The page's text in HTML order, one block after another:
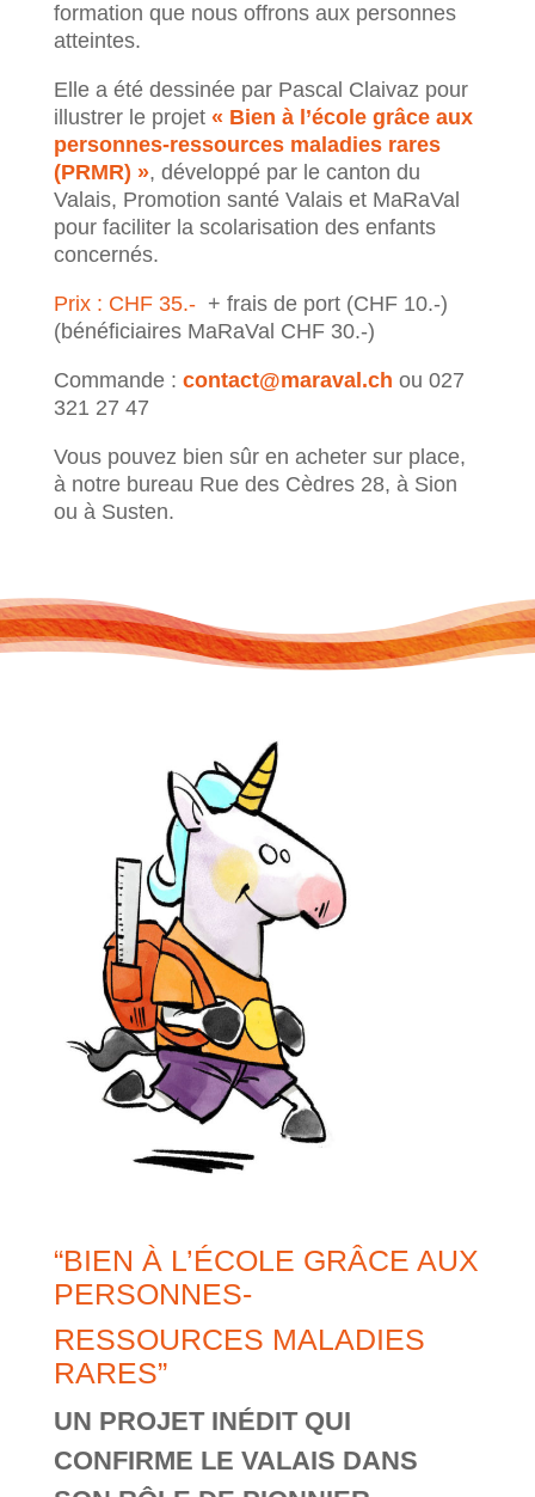
formation que nous offrons aux personnes
atteintes.
Elle a été dessinée par Pascal Claivaz pour
illustrer le projet « Bien à l’école grâce aux
personnes-ressources maladies rares
(PRMR) », développé par le canton du
Valais, Promotion santé Valais et MaRaVal
pour faciliter la scolarisation des enfants
concernés.
Prix : CHF 35.-+ frais de port (CHF 10.-)
(bénéficiaires MaRaVal CHF 30.-)
Commande : contact@maraval.ch ou 027
321 27 47
Vous pouvez bien sûr en acheter sur place,
à notre bureau Rue des Cèdres 28, à Sion
ou à Susten.
“BIEN À L’ÉCOLE GRÂCE AUX
PERSONNES-
RESSOURCES MALADIES
RARES”
UN PROJET INÉDIT QUI
CONFIRME LE VALAIS DANS